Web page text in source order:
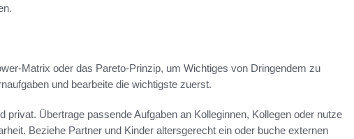
Matrix oder das Pareto-Prinzip, um Wichtiges von Dringendem zu
und bearbeite die wichtigste zuerst.
privat. Übertrage passende Aufgaben an Kolleginnen, Kollegen oder nutze
Beziehe Partner und Kinder altersgerecht ein oder buche externen